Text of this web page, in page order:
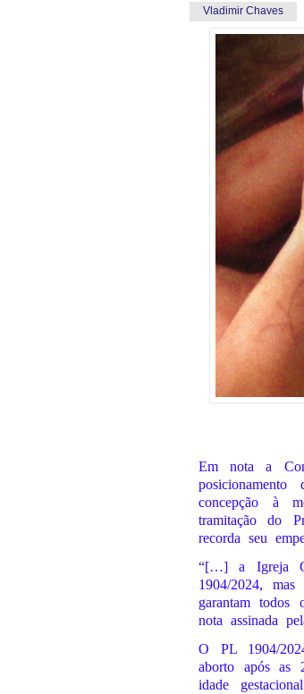
Vladimir Chaves
Em nota a
concepção à
tramitação do
recorda seu
“[…] a Igreja
1904/2024,
garantam todos
nota assinada
O PL 1904/
aborto após as
idade